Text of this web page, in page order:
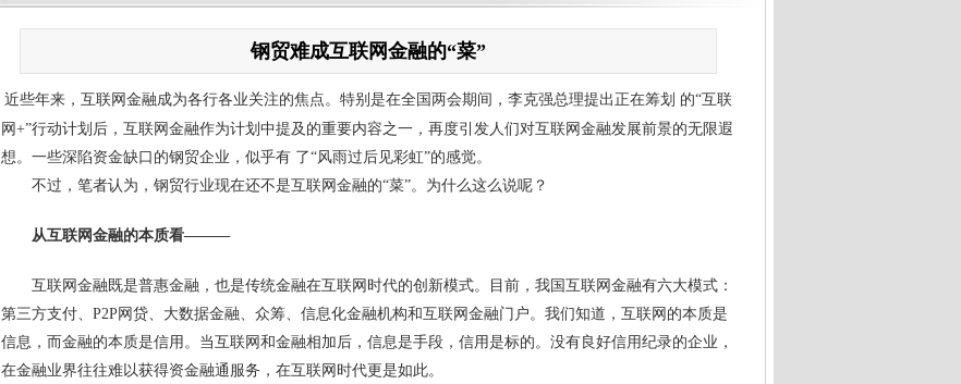
钢贸难成互联网金融的“菜”
近些年来，互联网金融成为各行各业关注的焦点。特别是在全国两会期间，李克强总理提出正在筹划 的“互联
网+”行动计划后，互联网金融作为计划中提及的重要内容之一，再度引发人们对互联网金融发展前景的无限遐
想。一些深陷资金缺口的钢贸企业，似乎有 了“风雨过后见彩虹”的感觉。
不过，笔者认为，钢贸行业现在还不是互联网金融的“菜”。为什么这么说呢？
从互联网金融的本质看———
互联网金融既是普惠金融，也是传统金融在互联网时代的创新模式。目前，我国互联网金融有六大模式：
第三方支付、P2P网贷、大数据金融、众筹、信息化金融机构和互联网金融门户。我们知道，互联网的本质是
信息，而金融的本质是信用。当互联网和金融相加后，信息是手段，信用是标的。没有良好信用纪录的企业，
在金融业界往往难以获得资金融通服务，在互联网时代更是如此。